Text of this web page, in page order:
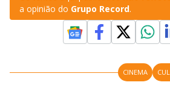
y
V
a opinião do Grupo Record.
CINEMA